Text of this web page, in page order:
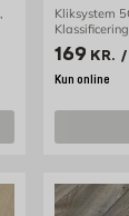
Kliksystem
1,80m2/pakke
Pris 169
169 KR. /
Kun online